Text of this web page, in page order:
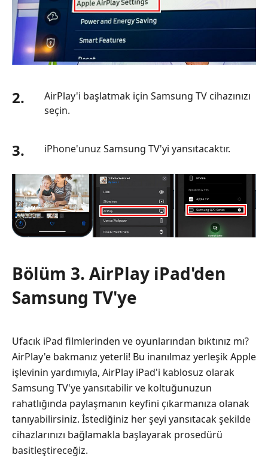
2.
AirPlay'i başlatmak için Samsung TV cihazınızı
seçin.
3. iPhone'unuz Samsung TV'yi yansıtacaktır.
Bölüm 3. AirPlay iPad'den
Samsung TV'ye
Ufacık iPad filmlerinden ve oyunlarından bıktınız mı?
AirPlay'e bakmanız yeterli! Bu inanılmaz yerleşik Apple
işlevinin yardımıyla, AirPlay iPad'i kablosuz olarak
Samsung TV'ye yansıtabilir ve koltuğunuzun
rahatlığında paylaşmanın keyfini çıkarmanıza olanak
tanıyabilirsiniz. İstediğiniz her şeyi yansıtacak şekilde
cihazlarınızı bağlamakla başlayarak prosedürü
basitleştireceğiz.